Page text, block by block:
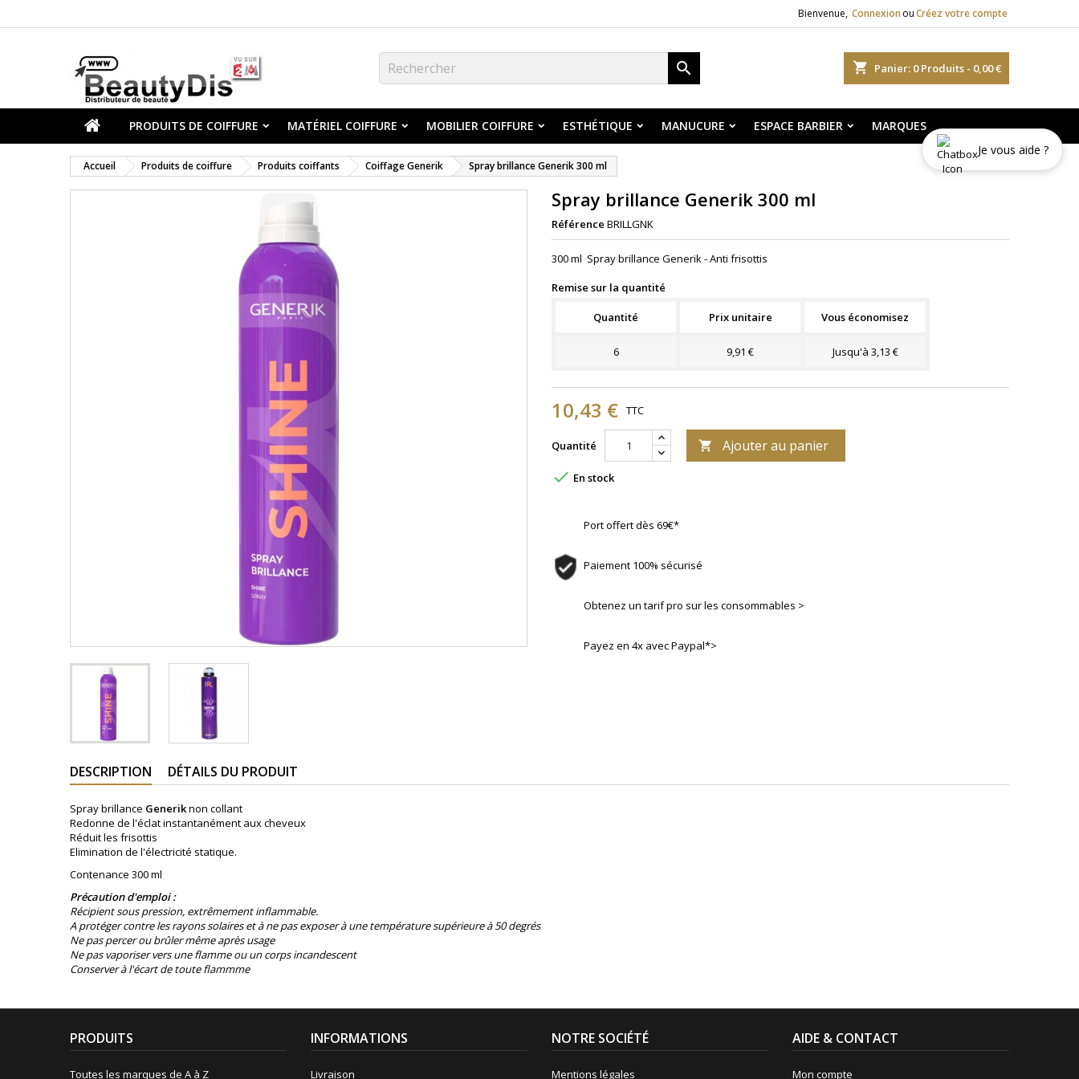
Bienvenue, Connexion ouCréez votre compte
shopping_cart Panier: 0Produits - 0,00 €

PRODUITS DE COIFFURE MATÉRIEL COIFFURE MOBILIER COIFFURE ESTHÉTIQUE MANUCURE ESPACE BARBIER MARQUES
Accueil Produits de coiffure Produits coiffants Coiffage Generik Spray brillance Generik 300 ml
Spray brillance Generik 300 ml
Référence BRILLGNK
300 ml Spray brillance Generik - Anti frisottis
Remise sur la quantité
Quantité Prix unitaire Vous économisez
6 9,91 € Jusqu'à 3,13 €
10,43 € TTC
Quantité  Ajouter au panier
 En stock
Port offert dès 69€*
Paiement 100% sécurisé
Obtenez un tarif pro sur les consommables >
Payez en 4x avec Paypal*>
DESCRIPTION DÉTAILS DU PRODUIT
Spray brillance Generiknon collant
Redonne de l'éclat instantanément aux cheveux
Réduit les frisottis
Elimination de l'électricité statique.
Contenance 300 ml
Précaution d'emploi :
Récipient sous pression, extrêmement inflammable.
A protéger contre les rayons solaires et à ne pas exposer à une température supérieure à 50 degrés
Ne pas percer ou brûler même après usage
Ne pas vaporiser vers une flamme ou un corps incandescent
Conserver à l'écart de toute flammme
PRODUITS
Toutes les marques de A à Z
INFORMATIONS
Livraison
NOTRE SOCIÉTÉ
Mentions légales
AIDE & CONTACT
Mon compte
Je vous aide ?